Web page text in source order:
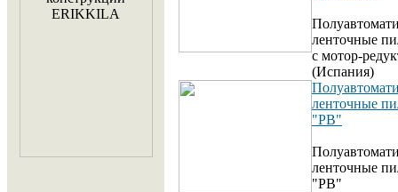
ленточные
с мотор-
(Испания)
ленточные
"PB"
ленточные
"PB"